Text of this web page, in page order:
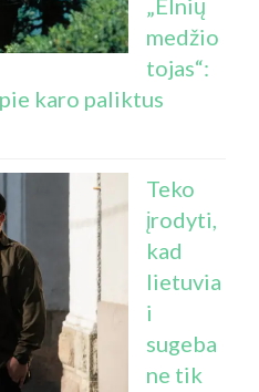
„Elnių
medžio
tojas“:
karo paliktus
Teko
įrodyti,
kad
lietuvia
i
sugeba
ne tik